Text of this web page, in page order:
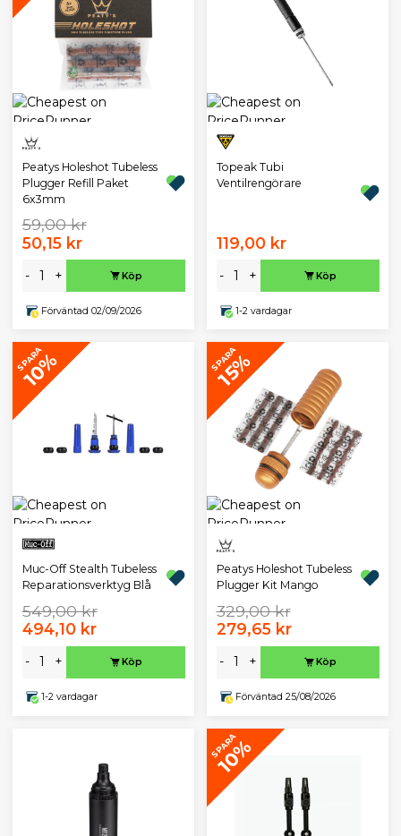
Peatys Holeshot Tubeless
Plugger Refill Paket
6x3mm
59,00 kr
50,15 kr
- + Köp
Förväntad 02/09/2026
Topeak Tubi
Ventilrengörare
119,00 kr
- + Köp
1-2 vardagar
SPARA
10%
Muc-Off Stealth Tubeless
Reparationsverktyg Blå
549,00 kr
494,10 kr
- + Köp
1-2 vardagar
SPARA
15%
Peatys Holeshot Tubeless
Plugger Kit Mango
329,00 kr
279,65 kr
- + Köp
Förväntad 25/08/2026
SPARA
10%